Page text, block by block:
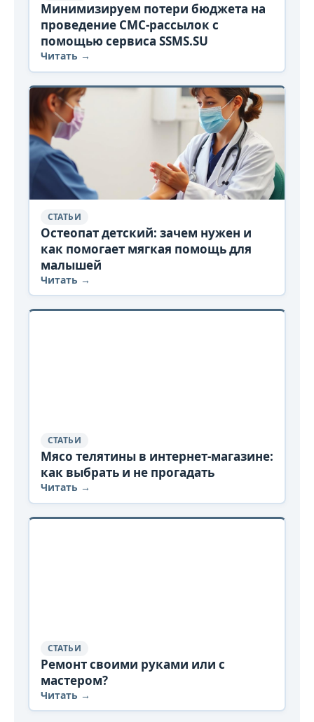
Минимизируем потери бюджета на
проведение СМС-рассылок с
помощью сервиса SSMS.SU
Читать →
СТАТЬИ
Остеопат детский: зачем нужен и
как помогает мягкая помощь для
малышей
Читать →
СТАТЬИ
Мясо телятины в интернет-магазине:
как выбрать и не прогадать
Читать →
СТАТЬИ
Ремонт своими руками или с
мастером?
Читать →